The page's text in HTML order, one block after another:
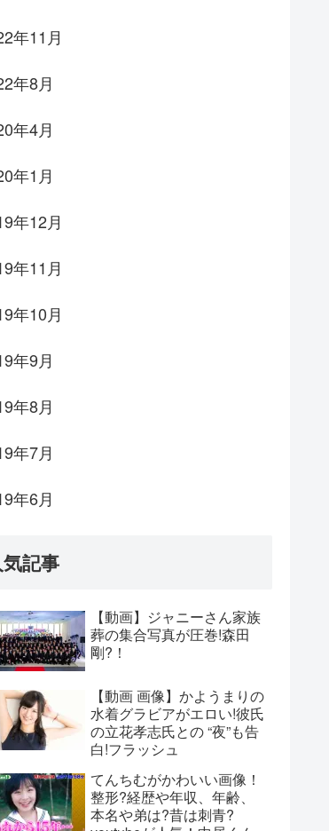
年11月
年8月
年4月
年1月
年12月
年11月
年10月
年9月
年8月
年7月
年6月
気記事
【動画】ジャニーさん家族
葬の集合写真が圧巻!森田
剛?！
【動画 画像】かようまりの
水着グラビアがエロい!彼氏
の立花孝志氏との “夜”も告
白!フラッシュ
てんちむがかわいい画像！
整形?経歴や年収、年齢、
本名や弟は?昔は刺青?